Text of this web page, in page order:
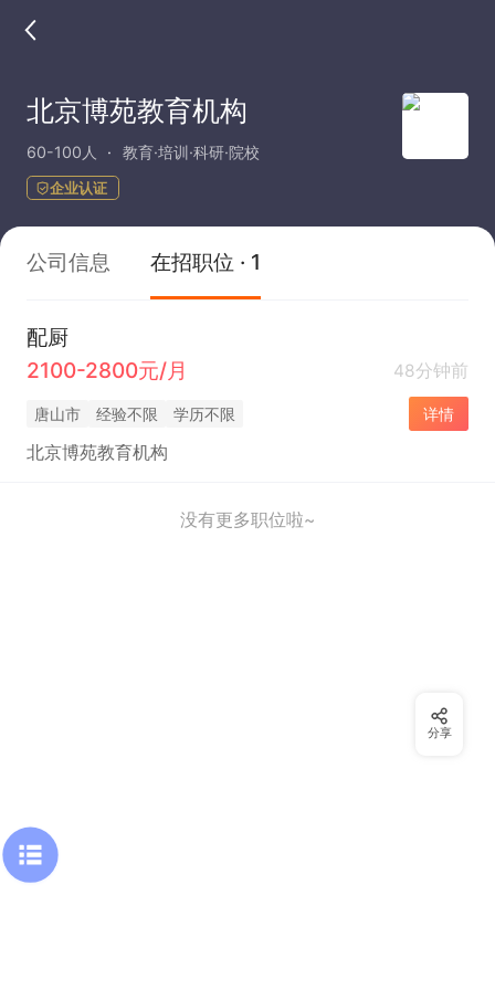
北京博苑教育机构
60-100人 教育·培训·科研·院校
企业认证
公司信息 在招职位 · 1
配厨
2100-2800元/月
48分钟前
唐山市 经验不限 学历不限 详情
北京博苑教育机构
没有更多职位啦~
分享